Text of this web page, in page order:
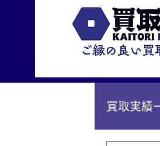
買取実績